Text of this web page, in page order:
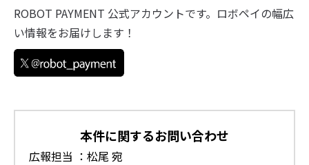
ROBOT PAYMENT 公式アカウントです。ロボペイの幅広
い情報をお届けします！
本件に関するお問い合わせ
広報担当 ：松尾 宛